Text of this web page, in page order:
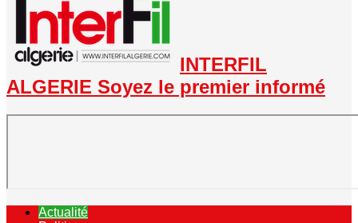
INTERFIL
ALGERIE Soyez le premier informé
Actualité